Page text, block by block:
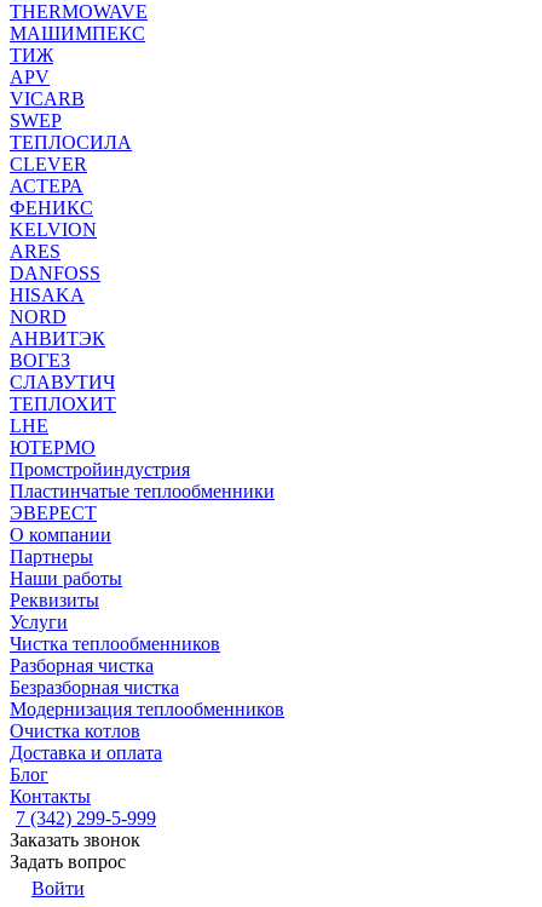
THERMOWAVE
МАШИМПЕКС
ТИЖ
APV
VICARB
SWEP
ТЕПЛОСИЛА
CLEVER
АСТЕРА
ФЕНИКС
KELVION
ARES
DANFOSS
HISAKA
NORD
АНВИТЭК
ВОГЕЗ
СЛАВУТИЧ
ТЕПЛОХИТ
LHE
ЮТЕРМО
Промстройиндустрия
Пластинчатые теплообменники
ЭВЕРЕСТ
О компании
Партнеры
Наши работы
Реквизиты
Услуги
Чистка теплообменников
Разборная чистка
Безразборная чистка
Модернизация теплообменников
Очистка котлов
Доставка и оплата
Блог
Контакты
7 (342) 299-5-999
Заказать звонок
Задать вопрос
Войти